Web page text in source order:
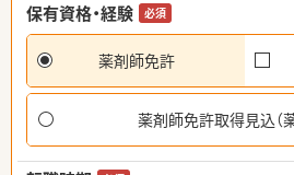
保有資格・経験
必須
薬剤師免許
薬剤師免許取得見込（